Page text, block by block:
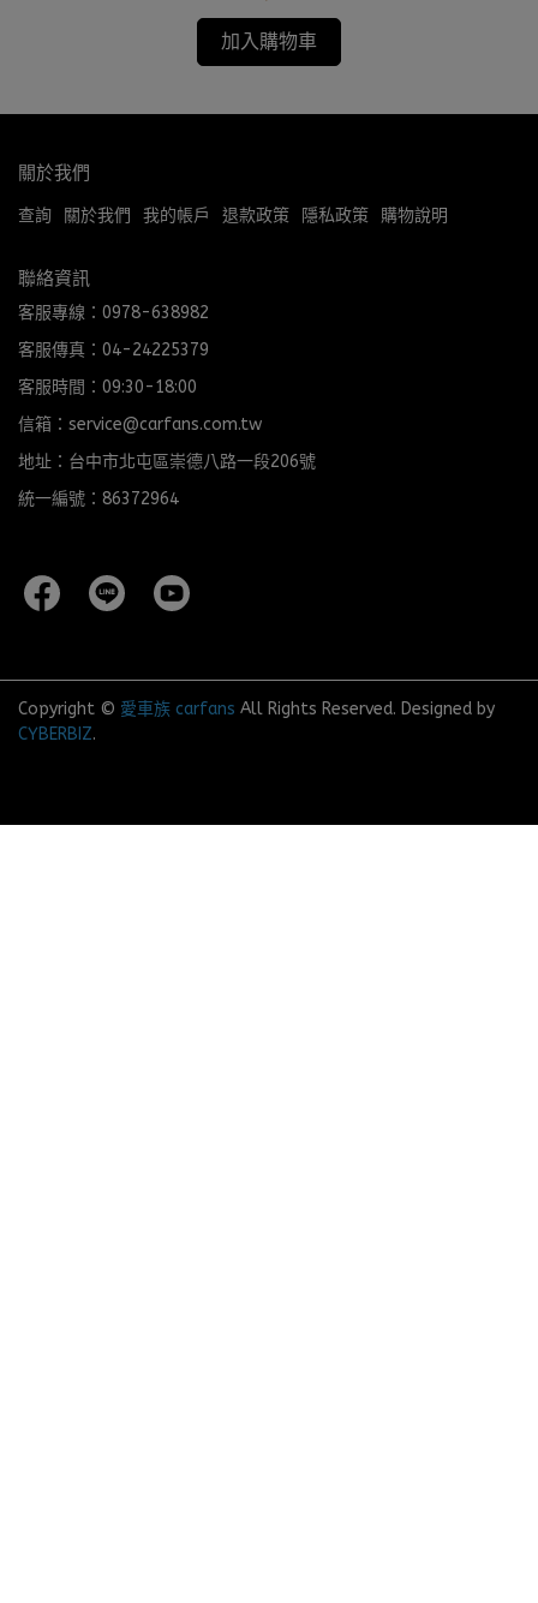
加入購物車
關於我們
查詢 關於我們 我的帳戶 退款政策 隱私政策 購物說明
聯絡資訊
客服專線：0978-638982
客服傳真：04-24225379
客服時間：09:30-18:00
信箱：service@carfans.com.tw
地址：台中市北屯區崇德八路一段206號
統一編號：86372964
Copyright © 愛車族 carfans All Rights Reserved. Designed by
CYBERBIZ.